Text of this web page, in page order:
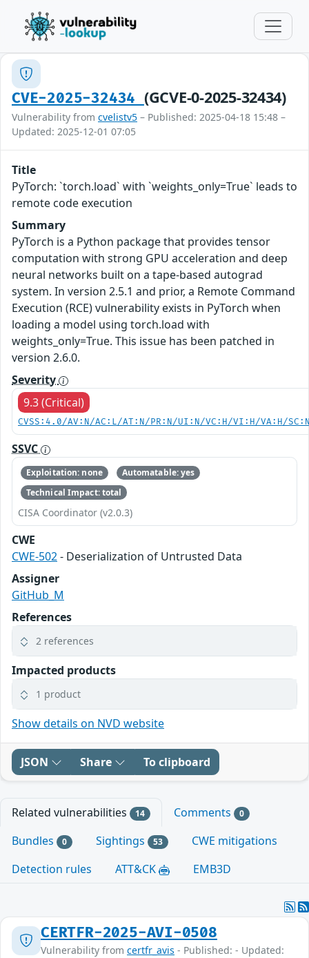
CVE-2025-32434 (GCVE-0-2025-32434)
Vulnerability from cvelistv5 – Published: 2025-04-18 15:48 –
Updated: 2025-12-01 07:05
Title
PyTorch: `torch.load` with `weights_only=True` leads to
remote code execution
Summary
PyTorch is a Python package that provides tensor
computation with strong GPU acceleration and deep
neural networks built on a tape-based autograd
system. In version 2.5.1 and prior, a Remote Command
Execution (RCE) vulnerability exists in PyTorch when
loading a model using torch.load with
weights_only=True. This issue has been patched in
version 2.6.0.
Severity
9.3 (Critical)
CVSS:4.0/AV:N/AC:L/AT:N/PR:N/UI:N/VC:H/VI:H/VA:H/
SSVC
Exploitation: none
Automatable: yes
Technical Impact: total
CISA Coordinator (v2.0.3)
CWE
CWE-502- Deserialization of Untrusted Data
Assigner
GitHub_M
References
2 references
Impacted products
1 product
Show details on NVD website
JSON Share To clipboard
Related vulnerabilities 14 Comments 0
Bundles 0 Sightings 53
CWE mitigations
Detection rules
ATT&CK EMB3D
CERTFR-2025-AVI-0508
Vulnerability from certfr_avis - Published: - Updated: